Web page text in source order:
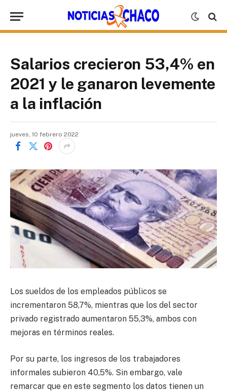
Salarios crecieron 53,4% en
2021 y le ganaron levemente
a la inflación
jueves, 10 febrero 2022
Los sueldos de los empleados públicos se
incrementaron 58,7%, mientras que los del sector
privado registrado aumentaron 55,3%, ambos con
mejoras en términos reales.
Por su parte, los ingresos de los trabajadores
informales subieron 40,5%. Sin embargo, vale
remarcar que en este segmento los datos tienen un